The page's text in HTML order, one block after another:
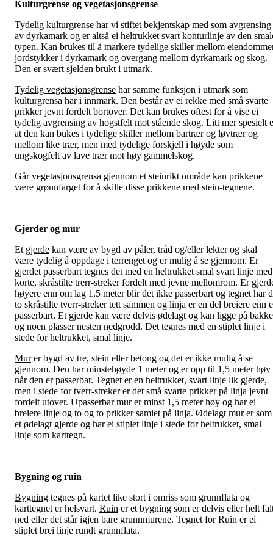
Kulturgrense og vegetasjonsgrense
Tydelig kulturgrense har vi stiftet bekjentskap med som avgrensing
av dyrkamark og er altså ei heltrukket svart konturlinje av den
typen. Kan brukes til å markere tydelige skiller mellom
jordstykker i dyrkamark og overgang mellom dyrkamark og skog.
Den er svært sjelden brukt i utmark.
Tydelig vegetasjonsgrense har samme funksjon i utmark som
kulturgrensa har i innmark. Den består av ei rekke med små svarte
prikker jevnt fordelt bortover. Det kan brukes oftest for å vise ei
tydelig avgrensing av hogstfelt mot stående skog. Litt mer spesielt
at den kan bukes i tydelige skiller mellom bartrær og løvtrær og
mellom like trær, men med tydelige forskjell i høyde som
ungskogfelt av lave trær mot høy gammelskog.
Går vegetasjonsgrensa gjennom et steinrikt område kan prikkene
være grønnfarget for å skille disse prikkene med stein-tegnene.
Gjerder og mur
Et gjerde kan være av bygd av påler, tråd og/eller lekter og skal
være tydelig å oppdage i terrenget og er mulig å se gjennom. Er
gjerdet passerbart tegnes det med en heltrukket smal svart linje med
korte, skråstilte trerr-streker fordelt med jevne mellomrom. Er
høyere enn om lag 1,5 meter blir det ikke passerbart og tegnet har
to skråstilte tverr-streker tett sammen og linja er en del breiere enn
passerbart. Et gjerde kan være delvis ødelagt og kan ligge på
og noen plasser nesten nedgrodd. Det tegnes med en stiplet linje i
stede for heltrukket, smal linje.
Murer bygd av tre, stein eller betong og det er ikke mulig å se
gjennom. Den har minstehøyde 1 meter og er opp til 1,5 meter høy
når den er passerbar. Tegnet er en heltrukket, svart linje lik gjerde,
men i stede for tverr-streker er det små svarte prikker på linja jevnt
fordelt utover. Upasserbar mur er minst 1,5 meter høy og har ei
breiere linje og to og to prikker samlet på linja. Ødelagt mur er som
et ødelagt gjerde og har ei stiplet linje i stede for heltrukket, smal
linje som karttegn.
Bygning og ruin
Bygning tegnes på kartet like stort i omriss som grunnflata og
karttegnet er helsvart. Ruin er et bygning som er delvis eller helt
ned eller det står igjen bare grunnmurene. Tegnet for Ruin er ei
stiplet brei linje rundt grunnflata.